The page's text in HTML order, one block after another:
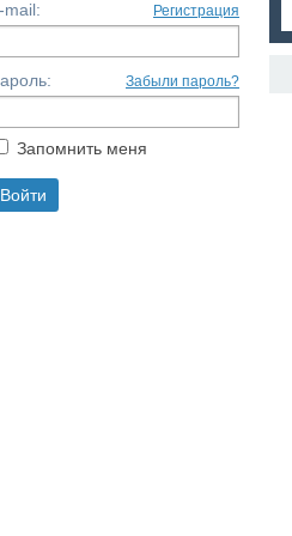
mail: Регистрация
Забыли пароль?
Запомнить меня